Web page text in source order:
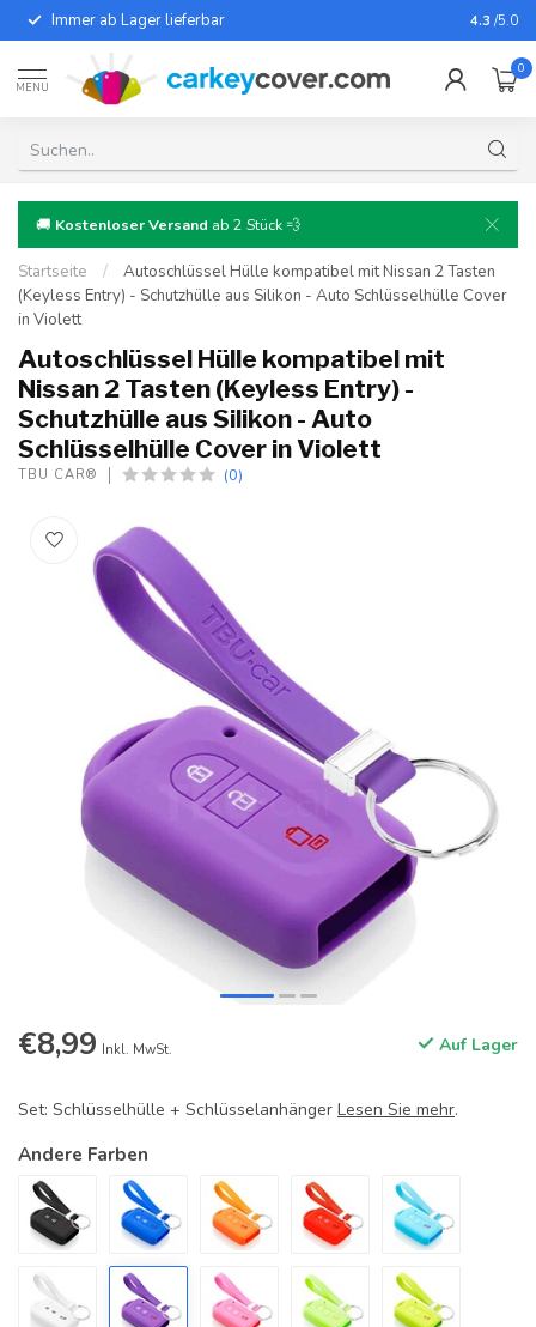
Immer ab Lager lieferbar Für fast
4.3 /5.0
MENU
0
🚚 Kostenloser Versand ab 2 Stück 💨
Startseite /
Autoschlüssel Hülle kompatibel mit Nissan 2 Tasten
(Keyless Entry) - Schutzhülle aus Silikon - Auto Schlüsselhülle Cover
in Violett
Autoschlüssel Hülle kompatibel mit
Nissan 2 Tasten (Keyless Entry) -
Schutzhülle aus Silikon - Auto
Schlüsselhülle Cover in Violett
TBU CAR® (0)
€8,99 Inkl. MwSt. Auf Lager
Set: Schlüsselhülle + Schlüsselanhänger Lesen Sie mehr.
Andere Farben